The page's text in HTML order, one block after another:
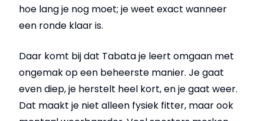
hoe lang je nog moet; je weet exact wanneer
een ronde klaar is.
Daar komt bij dat Tabata je leert omgaan met
ongemak op een beheerste manier. Je gaat
even diep, je herstelt heel kort, en je gaat weer.
Dat maakt je niet alleen fysiek fitter, maar ook